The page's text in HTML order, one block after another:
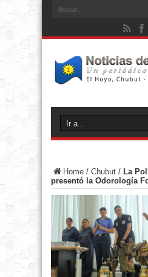
Home / Chubut / La
presentó la Odorología